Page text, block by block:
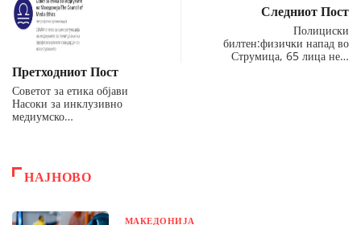
Претходниот Пост
Советот за етика објави
Насоки за инклузивно
медиумско…
Следниот Пост
Полициски
билтен:физички напад во
Струмица, 65 лица не…
НАЈНОВО
МАКЕДОНИЈА